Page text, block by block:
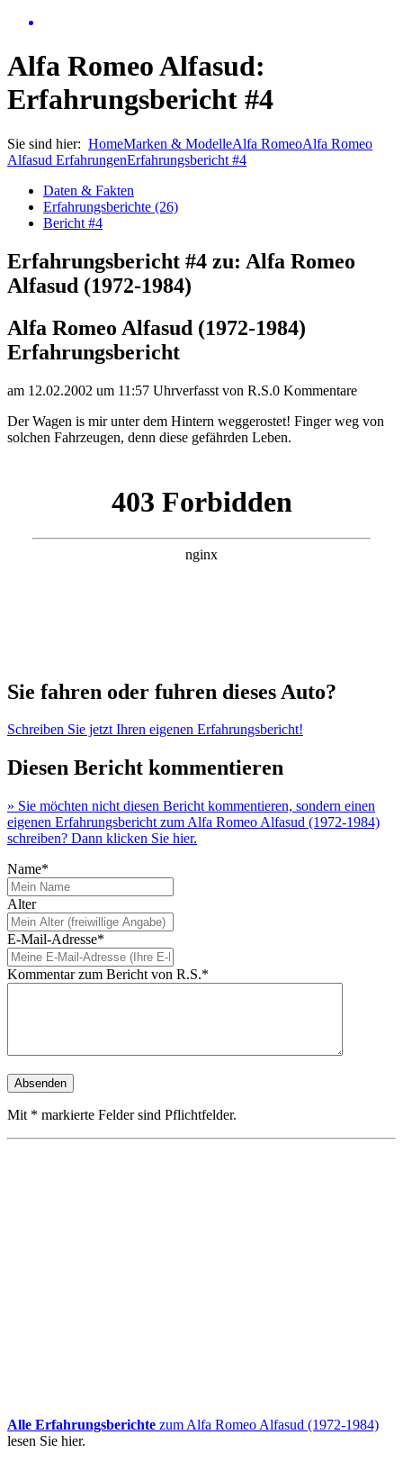
Alfa Romeo Alfasud:
Erfahrungsbericht #4
Sie sind hier: HomeMarken & ModelleAlfa RomeoAlfa Romeo
Alfasud ErfahrungenErfahrungsbericht #4
Daten & Fakten
Erfahrungsberichte (26)
Bericht #4
Erfahrungsbericht #4 zu: Alfa Romeo
Alfasud (1972-1984)
Alfa Romeo Alfasud (1972-1984)
Erfahrungsbericht
am 12.02.2002 um 11:57 Uhrverfasst von R.S.0 Kommentare
Der Wagen is mir unter dem Hintern weggerostet! Finger weg von
solchen Fahrzeugen, denn diese gefährden Leben.
Sie fahren oder fuhren dieses Auto?
Schreiben Sie jetzt Ihren eigenen Erfahrungsbericht!
Diesen Bericht kommentieren
» Sie möchten nicht diesen Bericht kommentieren, sondern einen
eigenen Erfahrungsbericht zum Alfa Romeo Alfasud (1972-1984)
schreiben? Dann klicken Sie hier.
Name*
Alter
E-Mail-Adresse*
Kommentar zum Bericht von R.S.*
Mit * markierte Felder sind Pflichtfelder.
Alle Erfahrungsberichte zum Alfa Romeo Alfasud (1972-1984)
lesen Sie hier.